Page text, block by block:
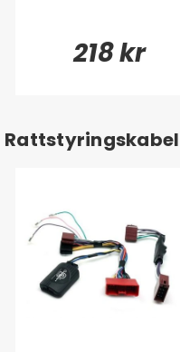
218 kr
Rattstyringskabel